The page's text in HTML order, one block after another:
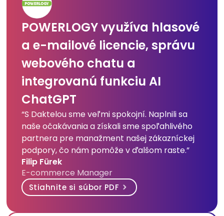
POWERLOGY využíva hlasové
a e-mailové licencie, správu
webového chatu a
integrovanú funkciu AI
ChatGPT
“S Daktelou sme veľmi spokojní. Naplnili sa
naše očakávania a získali sme spoľahlivého
partnera pre manažment našej zákazníckej
podpory, čo nám pomôže v ďalšom raste.”
Filip Fürek
E-commerce Manager
Stiahnite si súbor PDF